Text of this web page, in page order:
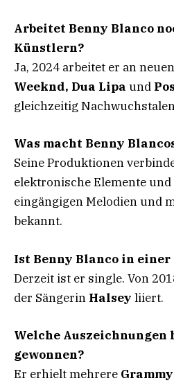
Arbeitet Benny Blanco
Künstlern?
Ja, 2024 arbeitet er an
Weeknd, Dua Lipa und
gleichzeitig
Was macht Benny
Seine Produktionen
elektronische Elemente
eingängigen Melodien und
bekannt.
Ist Benny Blanco in einer
Derzeit ist er single. Von
der Sängerin Halsey liiert.
Welche Auszeichnungen
gewonnen?
Er erhielt mehrere